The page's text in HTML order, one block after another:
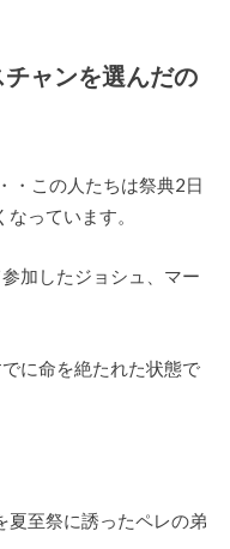
ャンを選んだの
・この人たちは祭典2日
っています。
加したジョシュ、マー
に命を絶たれた状態で
夏至祭に誘ったペレの弟